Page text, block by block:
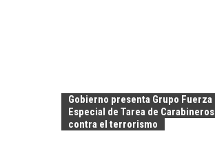
Gobierno presenta Grupo Fuerza
Especial de Tarea de Carabineros
contra el terrorismo